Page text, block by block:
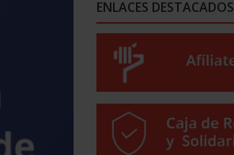
ENLACES DESTACADOS